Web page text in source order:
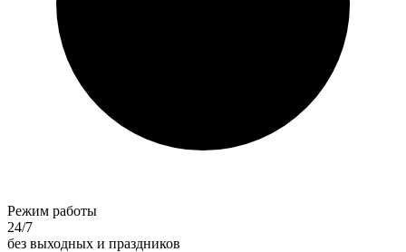
Режим работы
24/7
без выходных и праздников